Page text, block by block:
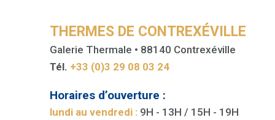
THERMES DE CONTREXÉVILLE
Galerie Thermale • 88140 Contrexéville
Tél. +33 (0)3 29 08 03 24
Horaires d’ouverture :
lundi au vendredi : 9H - 13H / 15H - 19H